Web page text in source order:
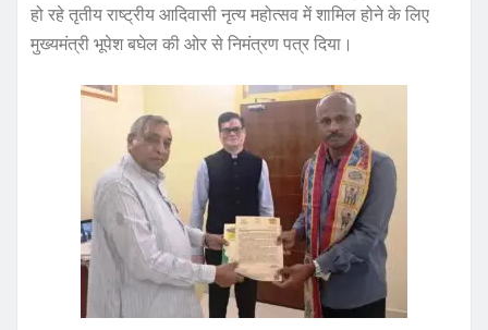
हो रहे तृतीय राष्ट्रीय आदिवासी नृत्य महोत्सव में शामिल होने के लिए
मुख्यमंत्री भूपेश बघेल की ओर से निमंत्रण पत्र दिया।